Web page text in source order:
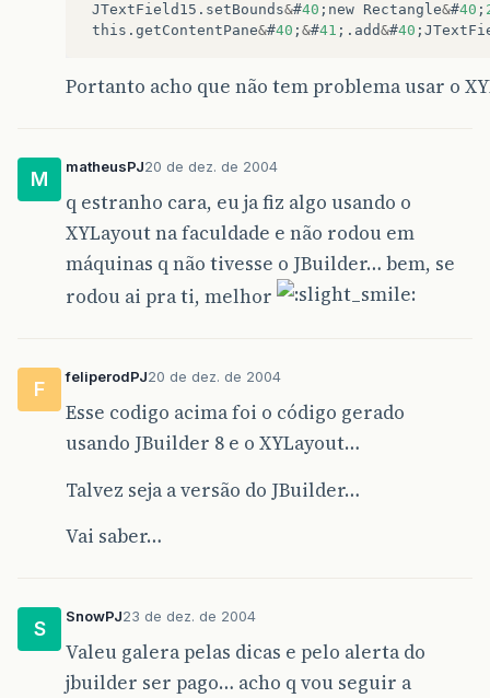
JTextField15 . setBounds&#40 ; new Rectangle&#40 ;
this . getContentPane&#40 ; &#41 ;. add&#40 ;
Portanto acho que não tem problema usar o
M
matheusPJ20 de dez. de 2004
q estranho cara, eu ja fiz algo usando o
XYLayout na faculdade e não rodou em
máquinas q não tivesse o JBuilder… bem, se
rodou ai pra ti, melhor
F
feliperodPJ20 de dez. de 2004
Esse codigo acima foi o código gerado
usando JBuilder 8 e o XYLayout…
Talvez seja a versão do JBuilder…
Vai saber…
S
SnowPJ23 de dez. de 2004
Valeu galera pelas dicas e pelo alerta do
jbuilder ser pago… acho q vou seguir a